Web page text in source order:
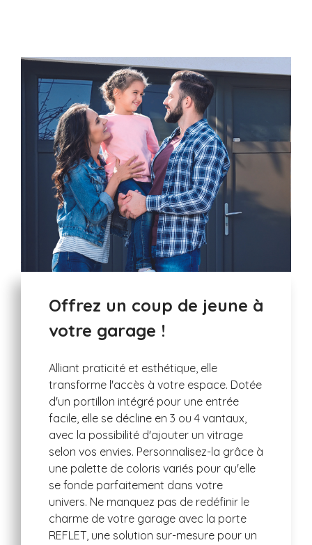
Offrez un coup de jeune à
votre garage !
Alliant praticité et esthétique, elle
transforme l'accès à votre espace. Dotée
d'un portillon intégré pour une entrée
facile, elle se décline en 3 ou 4 vantaux,
avec la possibilité d'ajouter un vitrage
selon vos envies. Personnalisez-la grâce à
une palette de coloris variés pour qu'elle
se fonde parfaitement dans votre
univers. Ne manquez pas de redéfinir le
charme de votre garage avec la porte
REFLET, une solution sur-mesure pour un